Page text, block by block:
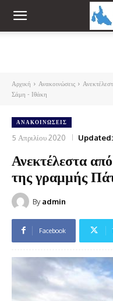
Αρχική Ανακοινώσεις
Σάμη - Ιθάκη
ΑΝΑΚΟΙΝΏΣΕΙΣ
5 Απριλίου 2020 Updated:
Ανεκτέλεστα
της γραμμής
By admin
Facebook